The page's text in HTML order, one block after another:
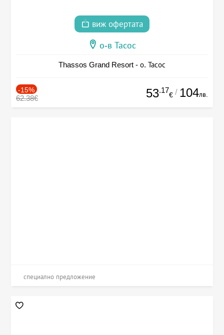
виж офертата
о-в Тасос
Thassos Grand Resort - о. Тасос
-15%
62.38€ 53.17
€ / 104лв.
специално предложение